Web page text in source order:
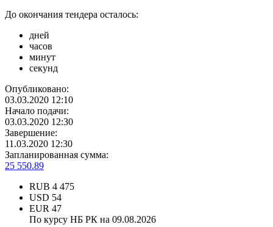
До окончания тендера осталось:
дней
часов
минут
секунд
Опубликовано:
03.03.2020 12:10
Начало подачи:
03.03.2020 12:30
Завершение:
11.03.2020 12:30
Запланированная сумма:
25 550.89
RUB 4 475
USD 54
EUR 47
По курсу НБ РК на 09.08.2026